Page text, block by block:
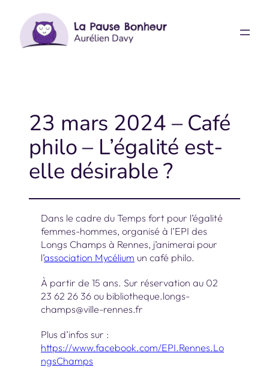
contenu
23 mars 2024 – Café
philo – L’égalité est-
elle désirable ?
Dans le cadre du Temps fort pour l’égalité
femmes-hommes, organisé à l’EPI des
Longs Champs à Rennes, j’animerai pour
l’association Mycélium un café philo.
À partir de 15 ans. Sur réservation au 02
23 62 26 36 ou bibliotheque.longs-
champs@ville-rennes.fr
Plus d’infos sur :
https://www.facebook.com/EPI.Rennes.Lo
ngsChamps